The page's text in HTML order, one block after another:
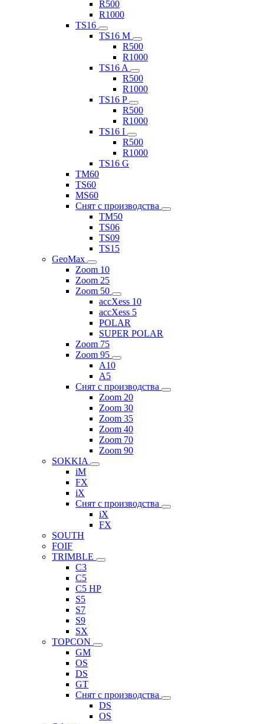
R500
R1000
TS16
TS16 M
R500
R1000
TS16 A
R500
R1000
TS16 P
R500
R1000
TS16 I
R500
R1000
TS16 G
TM60
TS60
MS60
Снят с производства
TM50
TS06
TS09
TS15
GeoMax
Zoom 10
Zoom 25
Zoom 50
accXess 10
accXess 5
POLAR
SUPER POLAR
Zoom 75
Zoom 95
A10
A5
Снят с производства
Zoom 20
Zoom 30
Zoom 35
Zoom 40
Zoom 70
Zoom 90
SOKKIA
iM
FX
iX
Снят с производства
iX
FX
SOUTH
FOIF
TRIMBLE
C3
C5
C5 HP
S5
S7
S9
SX
TOPCON
GM
OS
DS
GT
Снят с производства
DS
OS